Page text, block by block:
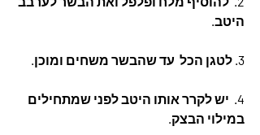
היטב.
3. לטגן הכל  עד שהבשר משחים ומוכן.
4.  יש לקרר אותו היטב לפני שמתחילים
במילוי הבצק.